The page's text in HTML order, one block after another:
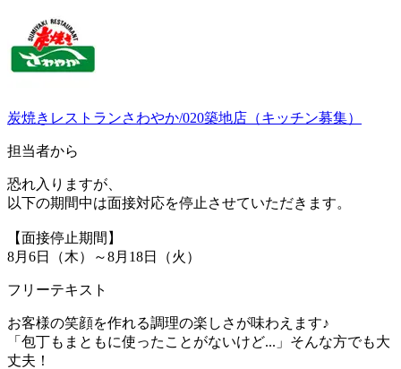
炭焼きレストランさわやか/020築地店（キッチン募集）
担当者から
恐れ入りますが、
以下の期間中は面接対応を停止させていただきます。
【面接停止期間】
8月6日（木）～8月18日（火）
フリーテキスト
お客様の笑顔を作れる調理の楽しさが味わえます♪
「包丁もまともに使ったことがないけど...」そんな方でも大
丈夫！